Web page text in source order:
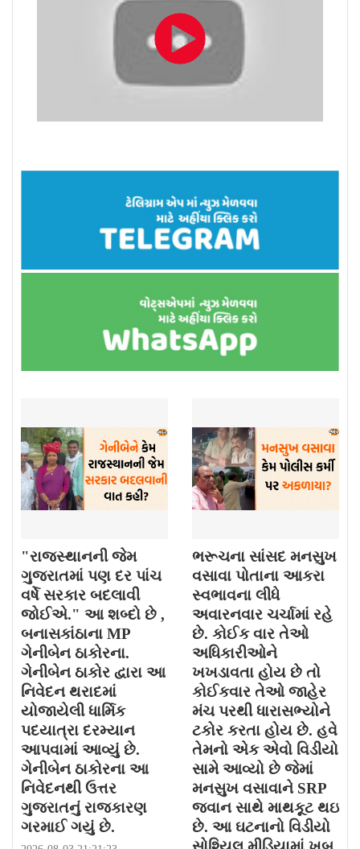
"રાજસ્થાનની જેમ
ગુજરાતમાં પણ દર પાંચ
વર્ષે સરકાર બદલાવી
જોઈએ." આ શબ્દો છે ,
બનાસકાંઠાના MP
ગેનીબેન ઠાકોરના.
ગેનીબેન ઠાકોર દ્વારા આ
નિવેદન થરાદમાં
યોજાયેલી ધાર્મિક
પદયાત્રા દરમ્યાન
આપવામાં આવ્યું છે.
ગેનીબેન ઠાકોરના આ
નિવેદનથી ઉત્તર
ગુજરાતનું રાજકારણ
ગરમાઈ ગયું છે.
ભરૂચના સાંસદ મનસુખ
વસાવા પોતાના આકરા
સ્વભાવના લીધે
અવારનવાર ચર્ચામાં રહે
છે. કોઈક વાર તેઓ
અધિકારીઓને
ખખડાવતા હોય છે તો
કોઈકવાર તેઓ જાહેર
મંચ પરથી ધારાસભ્યોને
ટકોર કરતા હોય છે. હવે
તેમનો એક એવો વિડીયો
સામે આવ્યો છે જેમાં
મનસુખ વસાવાને SRP
જવાન સાથે માથકૂટ થઇ
છે. આ ઘટનાનો વિડીયો